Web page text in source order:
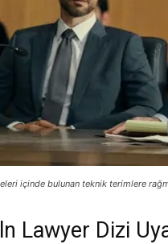
içinde bulunan teknik terimlere
Lawyer Dizi